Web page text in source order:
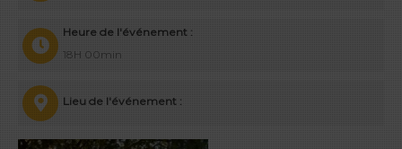
Heure de l'événement :
18H 00min
Lieu de l'événement :